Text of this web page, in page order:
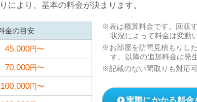
により、基本の料金が決まります。
金の目安
45,000円〜
70,000円〜
100,000円〜
表は概算料金です。回収
状況によって料金は変動
お部屋を訪問見積もりし
す。以降の追加料金は発
記載のない間取りも対応